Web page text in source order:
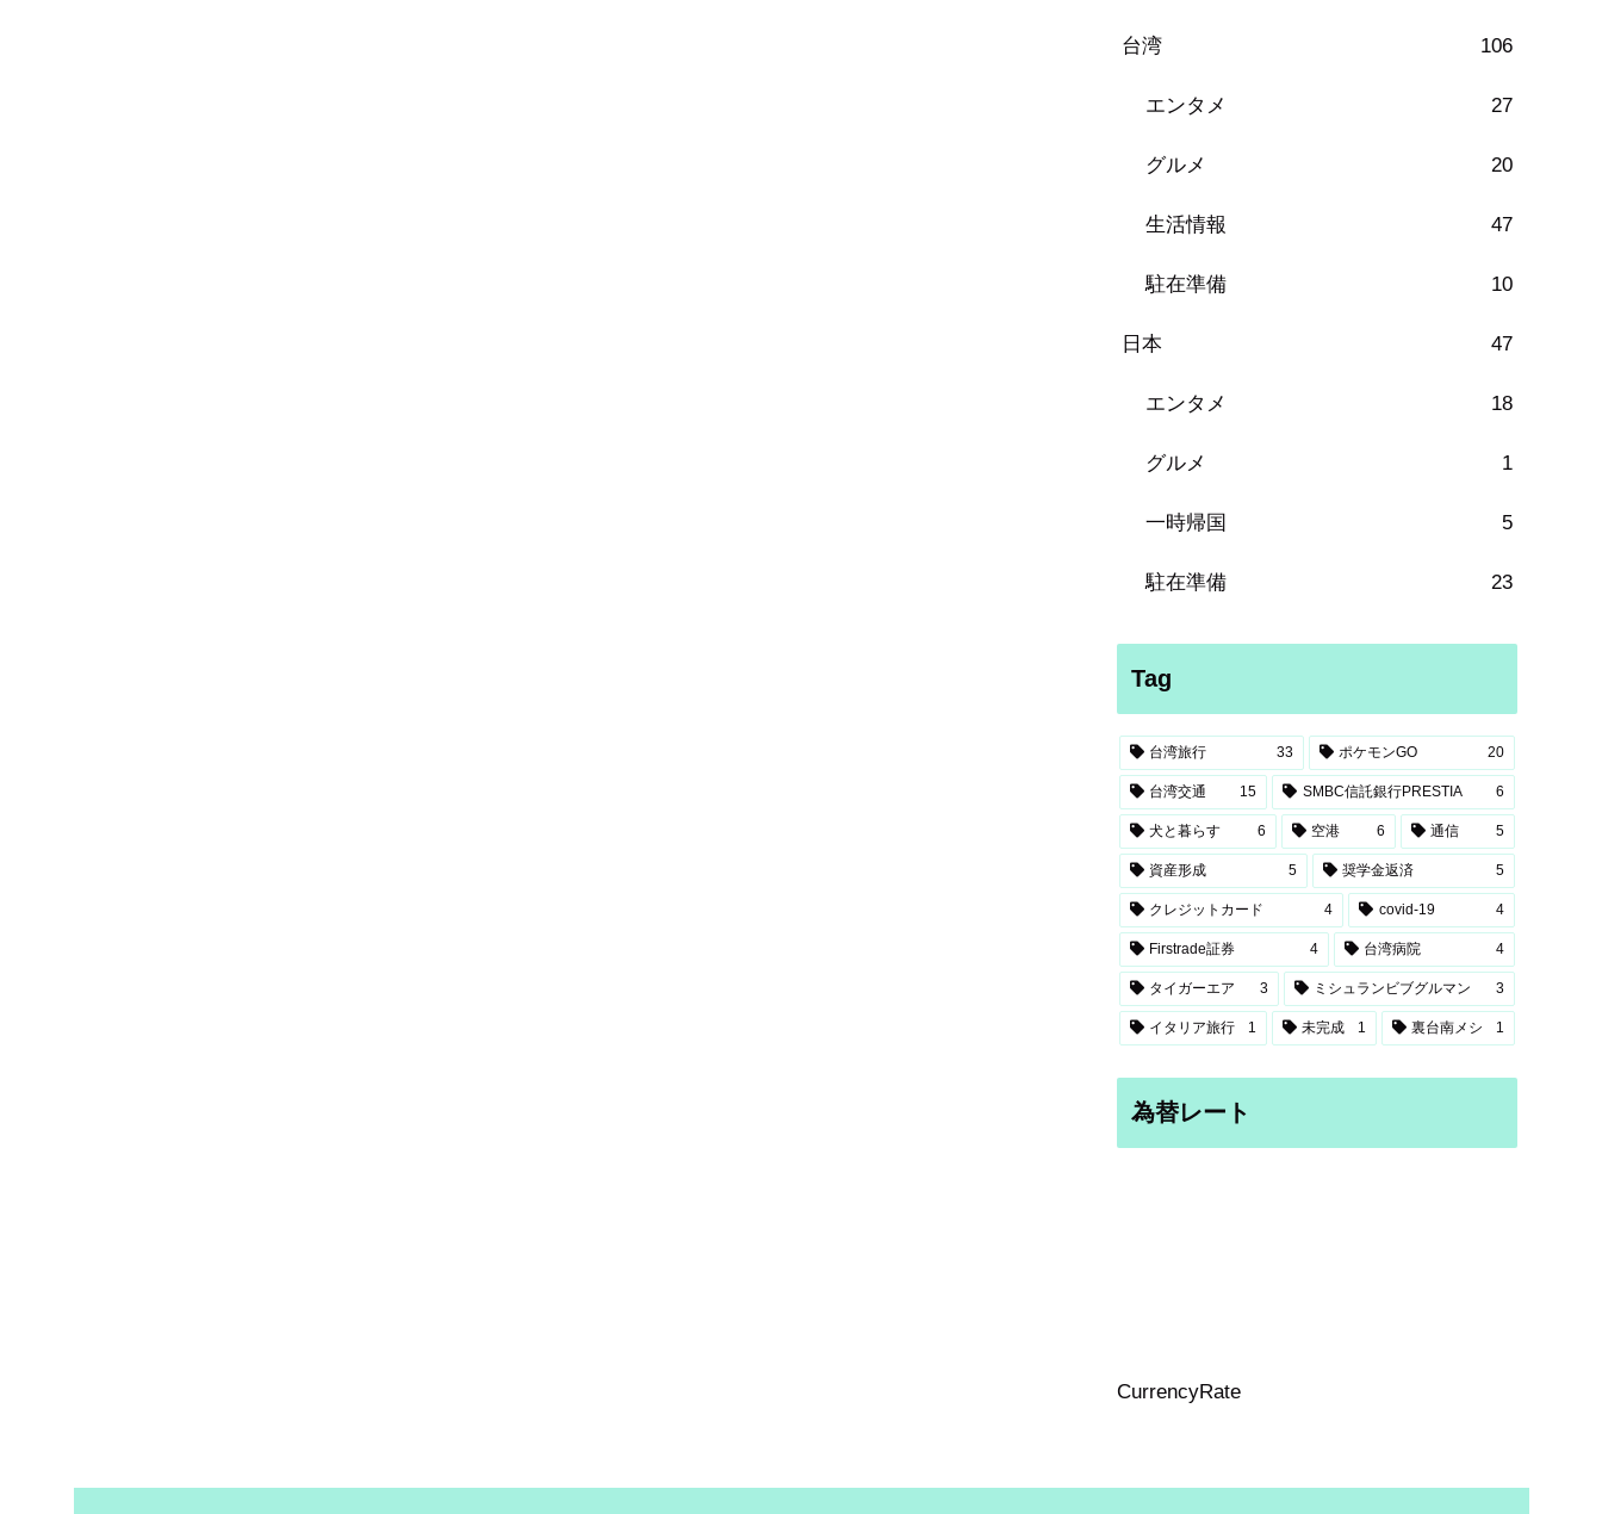
台湾 106
エンタメ 27
グルメ 20
生活情報 47
駐在準備 10
日本 47
エンタメ 18
グルメ 1
一時帰国 5
駐在準備 23
Tag
台湾旅行 33 ポケモンGO 20
台湾交通 15 SMBC信託銀行PRESTIA 6
犬と暮らす 6 空港 6 通信 5
資産形成 5 奨学金返済 5
クレジットカード 4 covid-19 4
Firstrade証券 4 台湾病院 4
タイガーエア 3 ミシュランビブグルマン 3
イタリア旅行 1 未完成 1 裏台南メシ 1
為替レート
CurrencyRate